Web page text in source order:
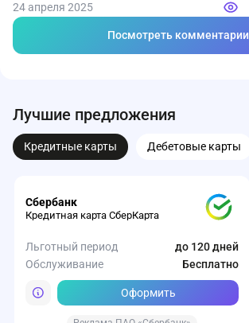
24 апреля 2025
Посмотреть комментарии
Лучшие предложения
Кредитные карты Дебетовые карты
Сбербанк
Кредитная карта СберКарта
Льготный период
до 120 дней
Обслуживание
Бесплатно
Оформить